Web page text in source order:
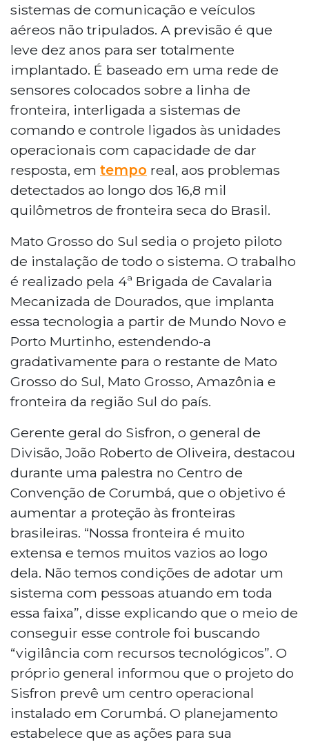
sistemas de comunicação e veículos
aéreos não tripulados. A previsão é que
leve dez anos para ser totalmente
implantado. É baseado em uma rede de
sensores colocados sobre a linha de
fronteira, interligada a sistemas de
comando e controle ligados às unidades
operacionais com capacidade de dar
resposta, em tempo real, aos problemas
detectados ao longo dos 16,8 mil
quilômetros de fronteira seca do Brasil.
Mato Grosso do Sul sedia o projeto piloto
de instalação de todo o sistema. O trabalho
é realizado pela 4ª Brigada de Cavalaria
Mecanizada de Dourados, que implanta
essa tecnologia a partir de Mundo Novo e
Porto Murtinho, estendendo-a
gradativamente para o restante de Mato
Grosso do Sul, Mato Grosso, Amazônia e
fronteira da região Sul do país.
Gerente geral do Sisfron, o general de
Divisão, João Roberto de Oliveira, destacou
durante uma palestra no Centro de
Convenção de Corumbá, que o objetivo é
aumentar a proteção às fronteiras
brasileiras. “Nossa fronteira é muito
extensa e temos muitos vazios ao logo
dela. Não temos condições de adotar um
sistema com pessoas atuando em toda
essa faixa”, disse explicando que o meio de
conseguir esse controle foi buscando
“vigilância com recursos tecnológicos”. O
próprio general informou que o projeto do
Sisfron prevê um centro operacional
instalado em Corumbá. O planejamento
estabelece que as ações para sua